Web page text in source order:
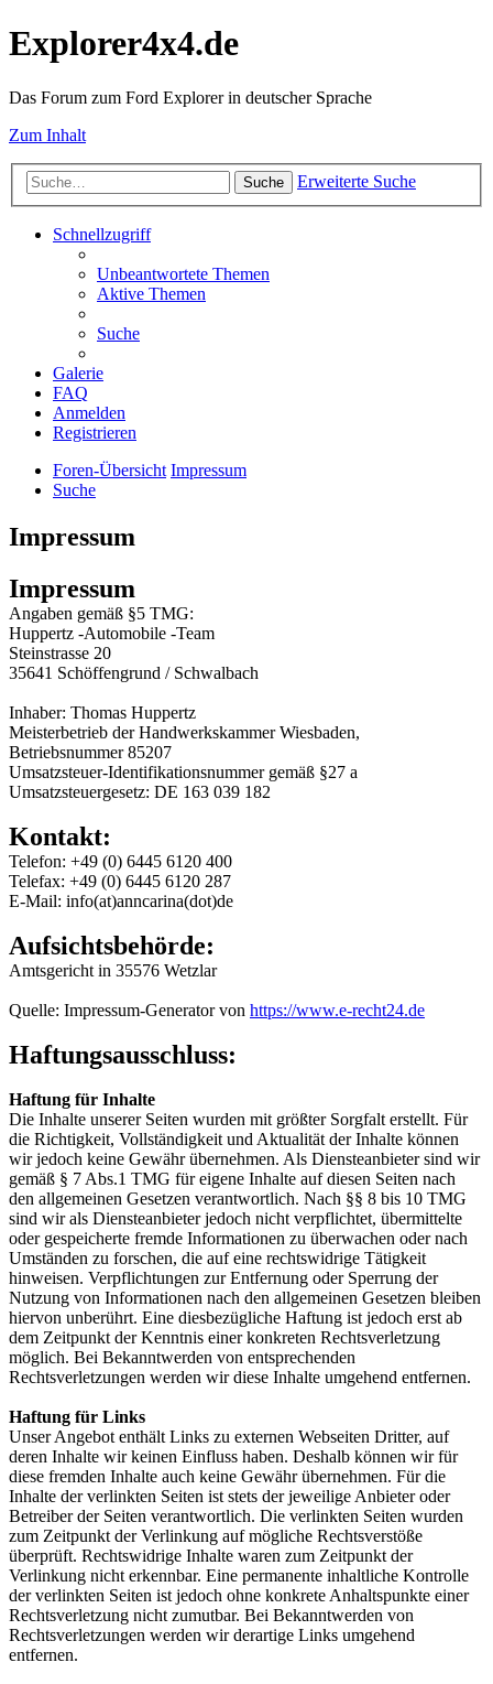
Explorer4x4.de
Das Forum zum Ford Explorer in deutscher Sprache
Zum Inhalt
Suche Erweiterte Suche
Schnellzugriff
Unbeantwortete Themen
Aktive Themen
Suche
Galerie
FAQ
Anmelden
Registrieren
Foren-Übersicht Impressum
Suche
Impressum
Impressum
Angaben gemäß §5 TMG:
Huppertz -Automobile -Team
Steinstrasse 20
35641 Schöffengrund / Schwalbach
Inhaber: Thomas Huppertz
Meisterbetrieb der Handwerkskammer Wiesbaden,
Betriebsnummer 85207
Umsatzsteuer-Identifikationsnummer gemäß §27 a
Umsatzsteuergesetz: DE 163 039 182
Kontakt:
Telefon: +49 (0) 6445 6120 400
Telefax: +49 (0) 6445 6120 287
E-Mail: info(at)anncarina(dot)de
Aufsichtsbehörde:
Amtsgericht in 35576 Wetzlar
Quelle: Impressum-Generator von https://www.e-recht24.de
Haftungsausschluss:
Haftung für Inhalte
Die Inhalte unserer Seiten wurden mit größter Sorgfalt erstellt. Für
die Richtigkeit, Vollständigkeit und Aktualität der Inhalte können
wir jedoch keine Gewähr übernehmen. Als Diensteanbieter sind wir
gemäß § 7 Abs.1 TMG für eigene Inhalte auf diesen Seiten nach
den allgemeinen Gesetzen verantwortlich. Nach §§ 8 bis 10 TMG
sind wir als Diensteanbieter jedoch nicht verpflichtet, übermittelte
oder gespeicherte fremde Informationen zu überwachen oder nach
Umständen zu forschen, die auf eine rechtswidrige Tätigkeit
hinweisen. Verpflichtungen zur Entfernung oder Sperrung der
Nutzung von Informationen nach den allgemeinen Gesetzen bleiben
hiervon unberührt. Eine diesbezügliche Haftung ist jedoch erst ab
dem Zeitpunkt der Kenntnis einer konkreten Rechtsverletzung
möglich. Bei Bekanntwerden von entsprechenden
Rechtsverletzungen werden wir diese Inhalte umgehend entfernen.
Haftung für Links
Unser Angebot enthält Links zu externen Webseiten Dritter, auf
deren Inhalte wir keinen Einfluss haben. Deshalb können wir für
diese fremden Inhalte auch keine Gewähr übernehmen. Für die
Inhalte der verlinkten Seiten ist stets der jeweilige Anbieter oder
Betreiber der Seiten verantwortlich. Die verlinkten Seiten wurden
zum Zeitpunkt der Verlinkung auf mögliche Rechtsverstöße
überprüft. Rechtswidrige Inhalte waren zum Zeitpunkt der
Verlinkung nicht erkennbar. Eine permanente inhaltliche Kontrolle
der verlinkten Seiten ist jedoch ohne konkrete Anhaltspunkte einer
Rechtsverletzung nicht zumutbar. Bei Bekanntwerden von
Rechtsverletzungen werden wir derartige Links umgehend
entfernen.